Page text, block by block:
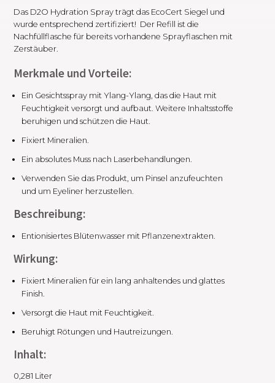
Das D2O Hydration Spray trägt das EcoCert Siegel und
wurde entsprechend zertifiziert! Der Refill ist die
Nachfüllflasche für bereits vorhandene Sprayflaschen mit
Zerstäuber.
Merkmale und Vorteile:
Ein Gesichtsspray mit Ylang-Ylang, das die Haut mit
Feuchtigkeit versorgt und aufbaut. Weitere Inhaltsstoffe
beruhigen und schützen die Haut.
Fixiert Mineralien.
Ein absolutes Muss nach Laserbehandlungen.
Verwenden Sie das Produkt, um Pinsel anzufeuchten
und um Eyeliner herzustellen.
Beschreibung:
Entionisiertes Blütenwasser mit Pflanzenextrakten.
Wirkung:
Fixiert Mineralien für ein lang anhaltendes und glattes
Finish.
Versorgt die Haut mit Feuchtigkeit.
Beruhigt Rötungen und Hautreizungen.
Inhalt:
0,281 Liter